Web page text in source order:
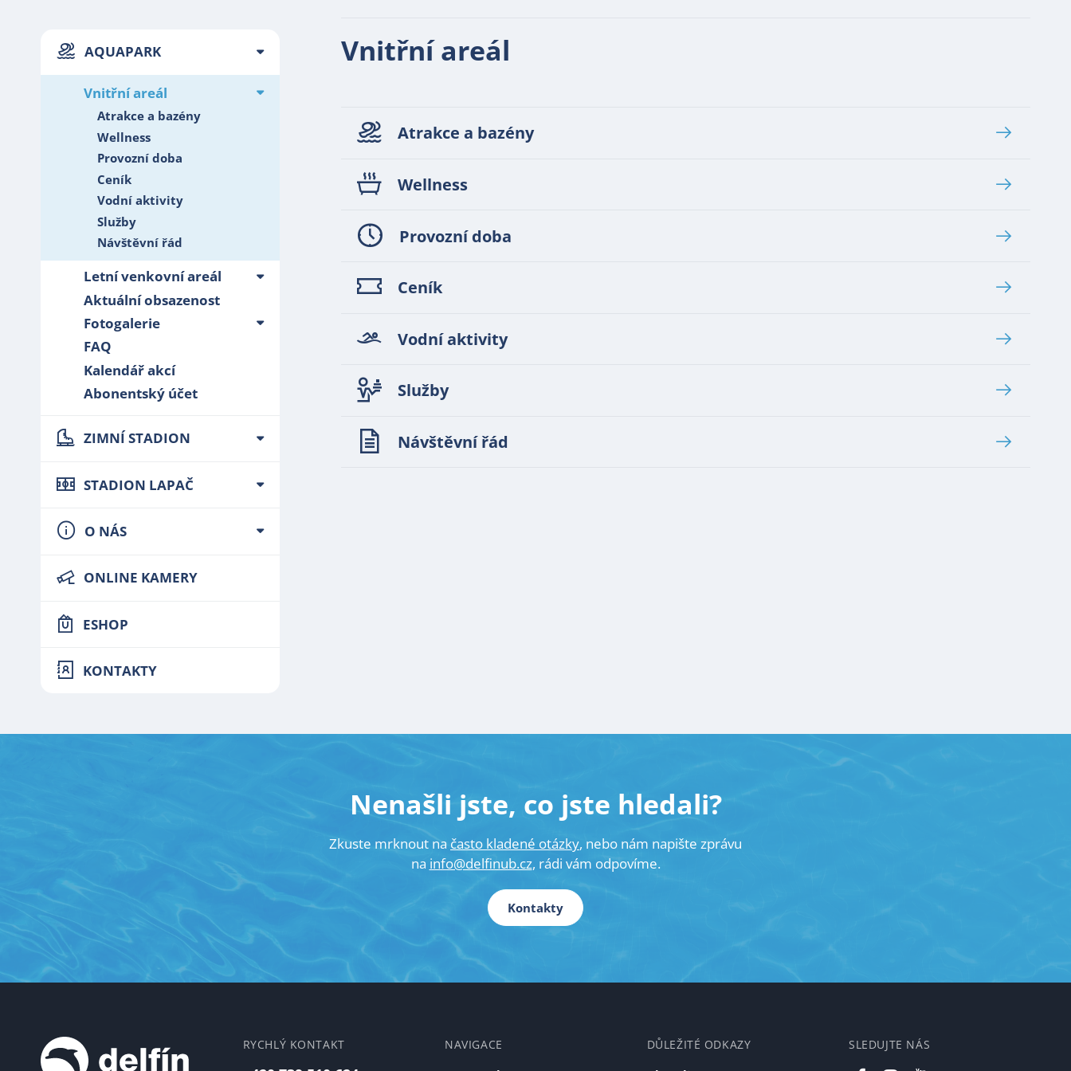
AQUAPARK
Vnitřní areál
Atrakce a bazény
Wellness
Provozní doba
Ceník
Vodní aktivity
Služby
Návštěvní řád
Letní venkovní areál
Aktuální obsazenost
Fotogalerie
FAQ
Kalendář akcí
Abonentský účet
ZIMNÍ STADION
STADION LAPAČ
O NÁS
ONLINE KAMERY
ESHOP
KONTAKTY
Vnitřní areál
Atrakce a bazény
Wellness
Provozní doba
Ceník
Vodní aktivity
Služby
Návštěvní řád
Nenašli jste, co jste hledali?
Zkuste mrknout na často kladené otázky, nebo nám napište zprávu
na info@delfinub.cz, rádi vám odpovíme.
Kontakty
RYCHLÝ KONTAKT NAVIGACE DŮLEŽITÉ ODKAZY SLEDUJTE NÁS